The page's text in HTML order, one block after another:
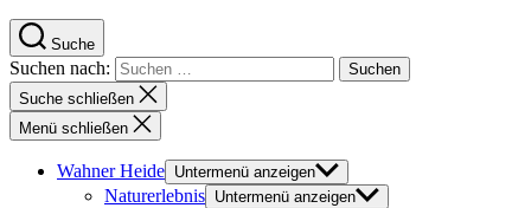
Suche
Suchen nach:
Suche schließen
Menü schließen
Wahner Heide Untermenü anzeigen
Naturerlebnis Untermenü anzeigen